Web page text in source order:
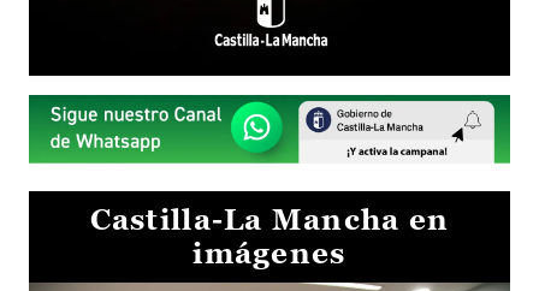
Castilla-La Mancha en
imágenes